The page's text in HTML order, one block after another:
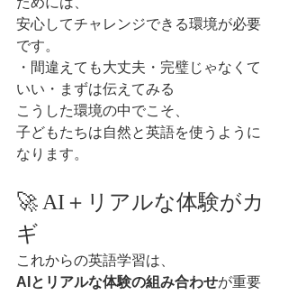
安心してチャレンジできる環境が必要
です。
・間違えても大丈夫・完璧じゃなくて
いい・まずは伝えてみる
こうした環境の中でこそ、
子どもたちは自然と英語を使うように
なります。
🚀 AI＋リアルな体験がカ
ギ
これからの英語学習は、
AIとリアルな体験の組み合わせが重要